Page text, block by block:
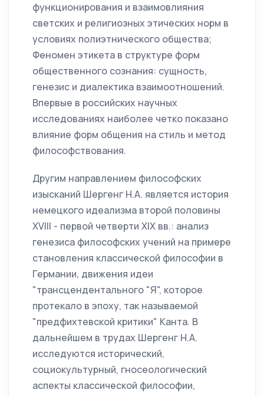
функционирования и взаимовлияния
светских и религиозных этических норм в
условиях полиэтнического общества;
Феномен этикета в структуре форм
общественного сознания: сущность,
генезис и диалектика взаимоотношений.
Впервые в российских научных
исследованиях наиболее четко показано
влияние форм общения на стиль и метод
философствования.
Другим направлением философских
изысканий Шергенг Н.А. является история
немецкого идеализма второй половины
XVIII - первой четверти XIX вв.: анализ
генезиса философских учений на примере
становления классической философии в
Германии, движения идеи
"трансцендентального "Я", которое
протекало в эпоху, так называемой
"предфихтевской критики" Канта. В
дальнейшем в трудах Шергенг Н.А.
исследуются исторический,
социокультурный, гносеологический
аспекты классической философии,